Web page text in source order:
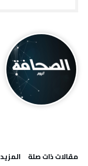
‫مقالات ذات صلة‬ ‫‫المزيد